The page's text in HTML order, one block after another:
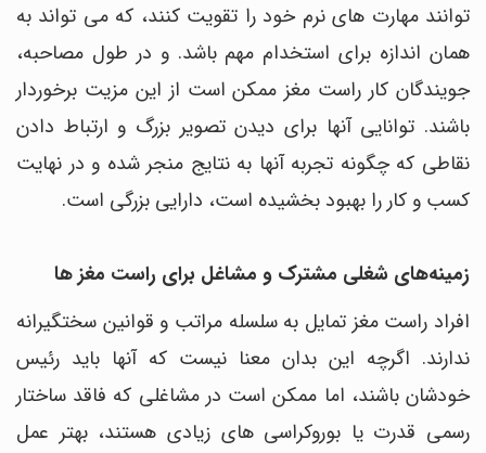
توانند مهارت های نرم خود را تقویت کنند، که می تواند به
همان اندازه برای استخدام مهم باشد. و در طول مصاحبه،
جویندگان کار راست مغز ممکن است از این مزیت برخوردار
باشند. توانایی آنها برای دیدن تصویر بزرگ و ارتباط دادن
نقاطی که چگونه تجربه آنها به نتایج منجر شده و در نهایت
کسب و کار را بهبود بخشیده است، دارایی بزرگی است.
زمینه‌های شغلی مشترک و مشاغل برای راست مغز ها
افراد راست مغز تمایل به سلسله مراتب و قوانین سختگیرانه
ندارند. اگرچه این بدان معنا نیست که آنها باید رئیس
خودشان باشند، اما ممکن است در مشاغلی که فاقد ساختار
رسمی قدرت یا بوروکراسی های زیادی هستند، بهتر عمل